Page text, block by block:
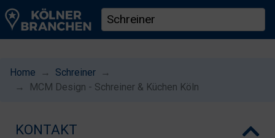
Home
Schreiner
MCM Design - Schreiner & Küchen Köln
KONTAKT